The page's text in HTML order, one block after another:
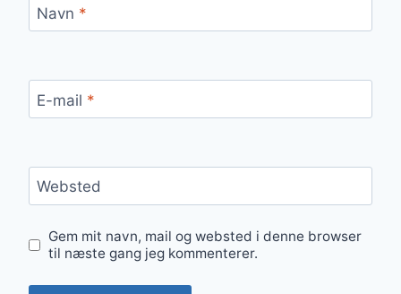
Navn *
E-mail *
Websted
Gem mit navn, mail og websted i denne browser
til næste gang jeg kommenterer.